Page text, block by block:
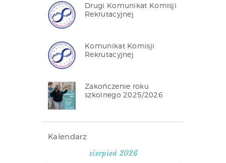
Drugi Komunikat Komisji
Rekrutacyjnej
Komunikat Komisji
Rekrutacyjnej
Zakończenie roku
szkolnego 2025/2026
Kalendarz
sierpień 2026